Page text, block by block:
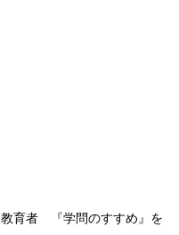
育者　『学問のすすめ』を